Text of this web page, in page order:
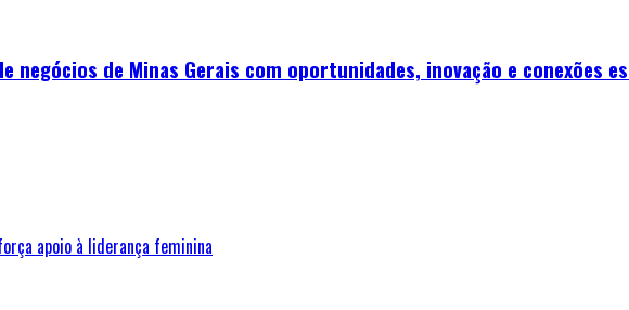
de Minas Gerais com oportunidades, inovação e conexões
apoio à liderança feminina